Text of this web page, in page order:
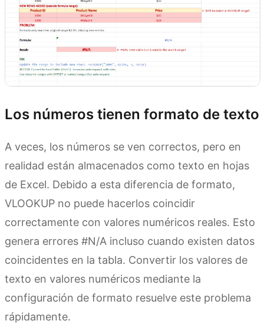
Los números tienen formato de texto
A veces, los números se ven correctos, pero en
realidad están almacenados como texto en hojas
de Excel. Debido a esta diferencia de formato,
VLOOKUP no puede hacerlos coincidir
correctamente con valores numéricos reales. Esto
genera errores #N/A incluso cuando existen datos
coincidentes en la tabla. Convertir los valores de
texto en valores numéricos mediante la
configuración de formato resuelve este problema
rápidamente.